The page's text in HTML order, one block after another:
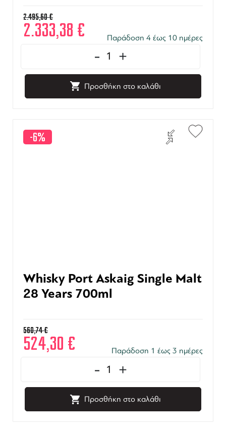
2.495,60€
2.333,38 € Παράδοση 4 έως 10 ημέρες
- +
Προσθήκη στο καλάθι
-6%
Whisky Port Askaig Single Malt
28 Years 700ml
560,74€
524,30 € Παράδοση 1 έως 3 ημέρες
- +
Προσθήκη στο καλάθι